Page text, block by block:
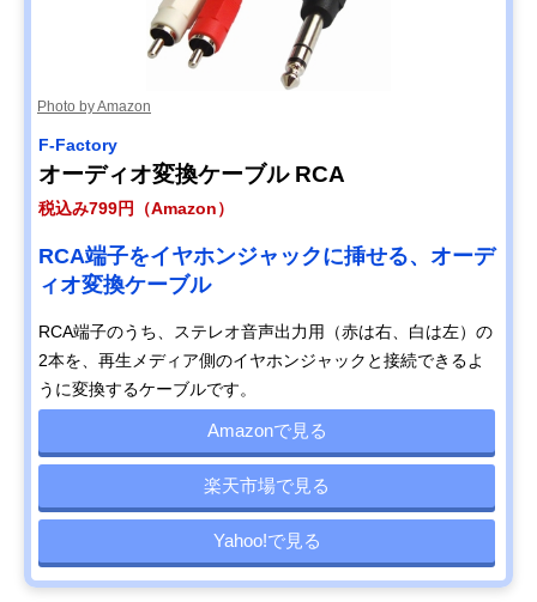
Photo by Amazon
F-Factory
オーディオ変換ケーブル RCA
税込み799円（Amazon）
RCA端子をイヤホンジャックに挿せる、オーデ
ィオ変換ケーブル
RCA端子のうち、ステレオ音声出力用（赤は右、白は左）の
2本を、再生メディア側のイヤホンジャックと接続できるよ
うに変換するケーブルです。
Amazonで見る
楽天市場で見る
Yahoo!で見る